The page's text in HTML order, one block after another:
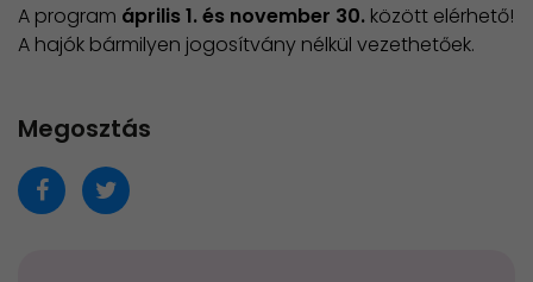
A program április 1. és november 30. között elérhető!
A hajók bármilyen jogosítvány nélkül vezethetőek.
Megosztás